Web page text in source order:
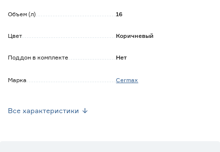
Объем (л) 16
Цвет Коричневый
Поддон в комплекте Нет
Марка Cermax
Все характеристики